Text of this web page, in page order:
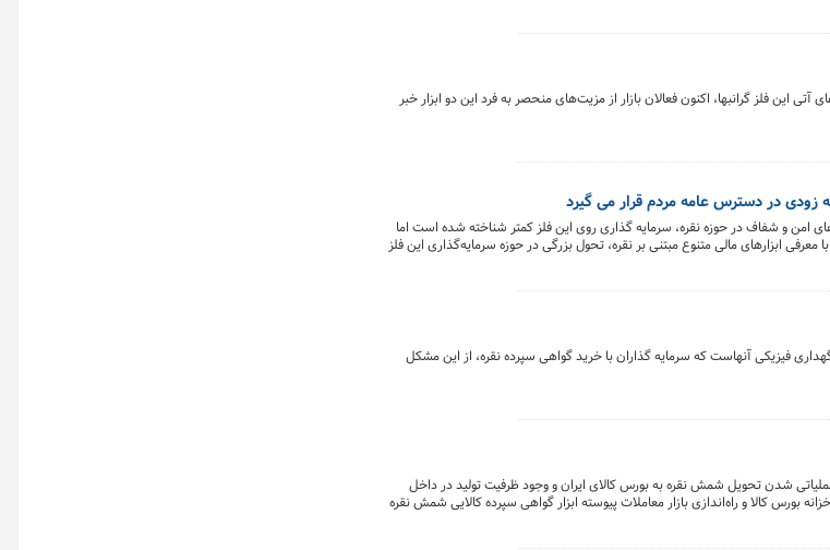
این فلز گرانبها، اکنون فعالان بازار از مزیت‌های منحصر به فرد این دو ابزار خبر
زودی در دسترس عامه مردم قرار می گیرد
امن و شفاف در حوزه نقره، سرمایه گذاری روی این فلز کمتر شناخته شده است اما
ابزارهای مالی متنوع مبتنی بر نقره، تحول بزرگی در حوزه سرمایه‌گذاری این فلز
فیزیکی آنهاست که سرمایه گذاران با خرید گواهی سپرده نقره، از این مشکل
شدن تحویل شمش نقره به بورس کالای ایران و وجود ظرفیت تولید در داخل
کالا و راه‌اندازی بازار معاملات پیوسته ابزار گواهی سپرده کالایی شمش نقره